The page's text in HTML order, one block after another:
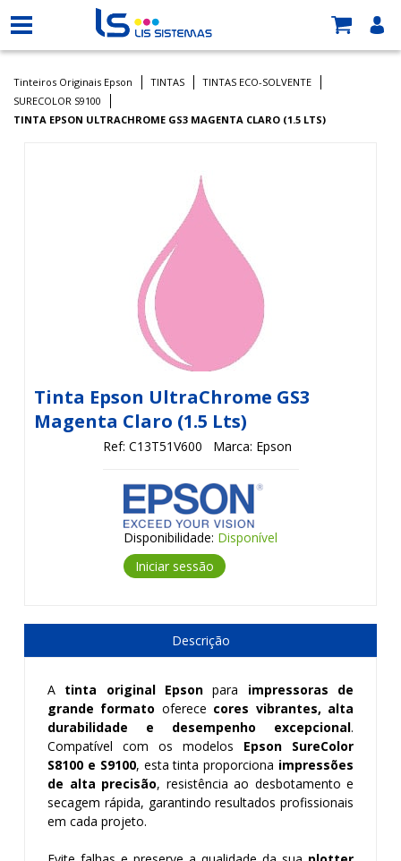
Tinteiros Originais Epson TINTAS
TINTAS ECO-SOLVENTE
SURECOLOR S9100
TINTA EPSON ULTRACHROME GS3 MAGENTA CLARO (1.5 LTS)
Tinta Epson UltraChrome GS3
Magenta Claro (1.5 Lts)
Ref: C13T51V600 Marca: Epson
Disponibilidade: Disponível
Iniciar sessão
Descrição
A tinta original Epson para impressoras de
grande formato oferece cores vibrantes, alta
durabilidade e desempenho excepcional.
Compatível com os modelos Epson SureColor
S8100 e S9100, esta tinta proporciona impressões
de alta precisão, resistência ao desbotamento e
secagem rápida, garantindo resultados profissionais
em cada projeto.